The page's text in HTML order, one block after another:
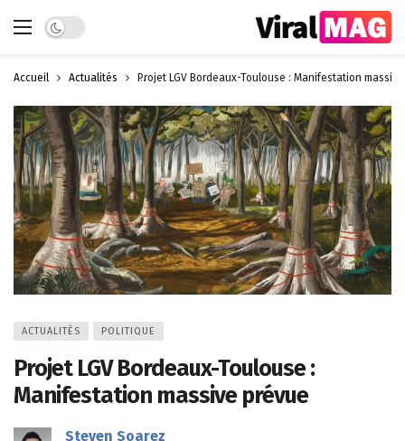
Dark mode
Accueil Actualités Projet LGV Bordeaux-Toulouse : Manifestation
ACTUALITÉS POLITIQUE
Projet LGV Bordeaux-Toulouse :
Manifestation massive prévue
Steven Soarez